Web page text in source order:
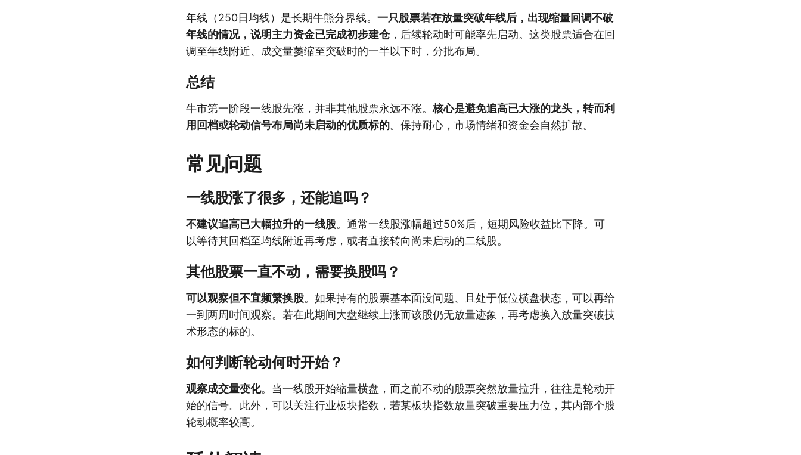
年线（250日均线）是长期牛熊分界线。 一只股票若在放量突破年线后，出现缩量回调不破
年线的情况，说明主力资金已完成初步建仓，后续轮动时可能率先启动。这类股票适合在回
调至年线附近、成交量萎缩至突破时的一半以下时，分批布局。
总结
牛市第一阶段一线股先涨，并非其他股票永远不涨。核心是避免追高已大涨的龙头，转而利
用回档或轮动信号布局尚未启动的优质标的。保持耐心，市场情绪和资金会自然扩散。
常见问题
一线股涨了很多，还能追吗？
不建议追高已大幅拉升的一线股。通常一线股涨幅超过50%后，短期风险收益比下降。可
以等待其回档至均线附近再考虑，或者直接转向尚未启动的二线股。
其他股票一直不动，需要换股吗？
可以观察但不宜频繁换股。如果持有的股票基本面没问题、且处于低位横盘状态，可以再给
一到两周时间观察。若在此期间大盘继续上涨而该股仍无放量迹象，再考虑换入放量突破技
术形态的标的。
如何判断轮动何时开始？
观察成交量变化。当一线股开始缩量横盘，而之前不动的股票突然放量拉升，往往是轮动开
始的信号。此外，可以关注行业板块指数，若某板块指数放量突破重要压力位，其内部个股
轮动概率较高。